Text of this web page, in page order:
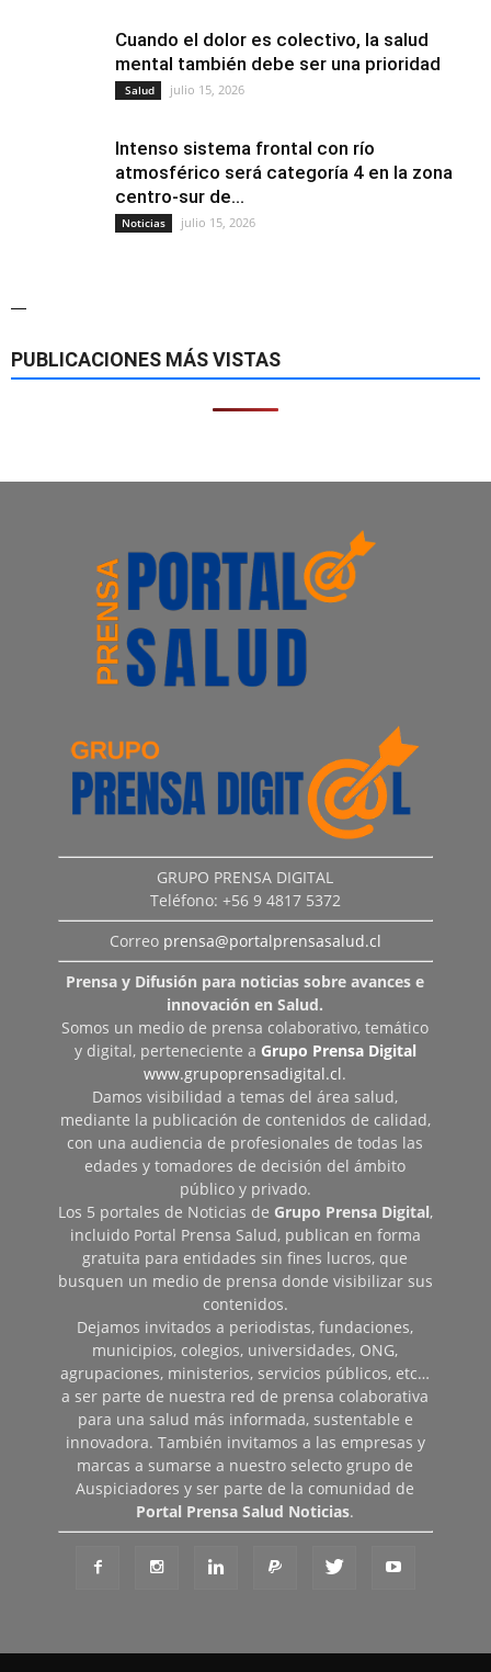
Cuando el dolor es colectivo, la salud
mental también debe ser una prioridad
Salud julio 15, 2026
Intenso sistema frontal con río
atmosférico será categoría 4 en la zona
centro-sur de...
Noticias julio 15, 2026
—
PUBLICACIONES MÁS VISTAS
GRUPO PRENSA DIGITAL
Teléfono: +56 9 4817 5372
Correo prensa@portalprensasalud.cl
Prensa y Difusión para noticias sobre avances e
innovación en Salud.
Somos un medio de prensa colaborativo, temático
y digital, perteneciente a Grupo Prensa Digital
www.grupoprensadigital.cl.
Damos visibilidad a temas del área salud,
mediante la publicación de contenidos de calidad,
con una audiencia de profesionales de todas las
edades y tomadores de decisión del ámbito
público y privado.
Los 5 portales de Noticias de Grupo Prensa Digital,
incluido Portal Prensa Salud, publican en forma
gratuita para entidades sin fines lucros, que
busquen un medio de prensa donde visibilizar sus
contenidos.
Dejamos invitados a periodistas, fundaciones,
municipios, colegios, universidades, ONG,
agrupaciones, ministerios, servicios públicos, etc…
a ser parte de nuestra red de prensa colaborativa
para una salud más informada, sustentable e
innovadora. También invitamos a las empresas y
marcas a sumarse a nuestro selecto grupo de
Auspiciadores y ser parte de la comunidad de
Portal Prensa Salud Noticias.